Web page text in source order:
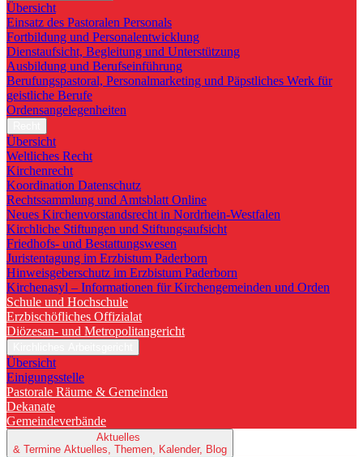
Übersicht
Einsatz des Pastoralen Personals
Fortbildung und Personalentwicklung
Dienstaufsicht, Begleitung und Unterstützung
Ausbildung und Berufseinführung
Berufungspastoral, Personalmarketing und Päpstliches Werk für
geistliche Berufe
Ordensangelegenheiten
Übersicht
Weltliches Recht
Kirchenrecht
Koordination Datenschutz
Rechtssammlung und Amtsblatt Online
Neues Kirchenvorstandsrecht in Nordrhein-Westfalen
Kirchliche Stiftungen und Stiftungsaufsicht
Friedhofs- und Bestattungswesen
Juristentagung im Erzbistum Paderborn
Hinweisgeberschutz im Erzbistum Paderborn
Kirchenasyl – Informationen für Kirchengemeinden und Orden
Schule und Hochschule
Erzbischöfliches Offizialat
Diözesan- und Metropolitangericht
Übersicht
Einigungsstelle
Pastorale Räume & Gemeinden
Dekanate
Gemeindeverbände
Aktuelles
& Termine Aktuelles, Themen, Kalender, Blog